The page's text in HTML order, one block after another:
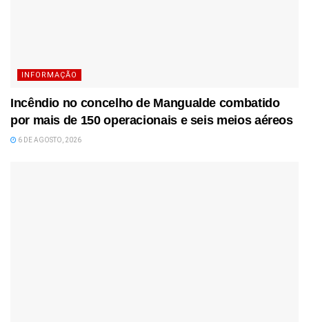
INFORMAÇÃO
Incêndio no concelho de Mangualde combatido
por mais de 150 operacionais e seis meios aéreos
6 DE AGOSTO, 2026